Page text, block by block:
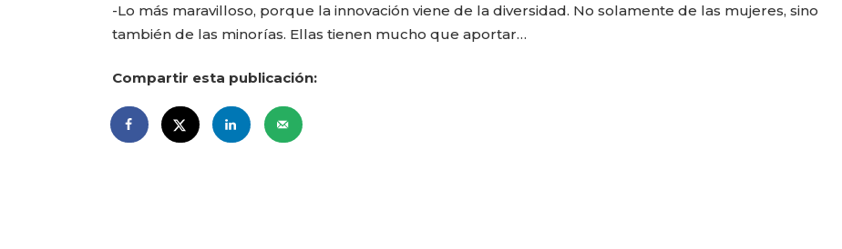
-Lo más maravilloso, porque la innovación viene de la diversidad. No solamente de las mujeres, sino
también de las minorías. Ellas tienen mucho que aportar…
Compartir esta publicación: